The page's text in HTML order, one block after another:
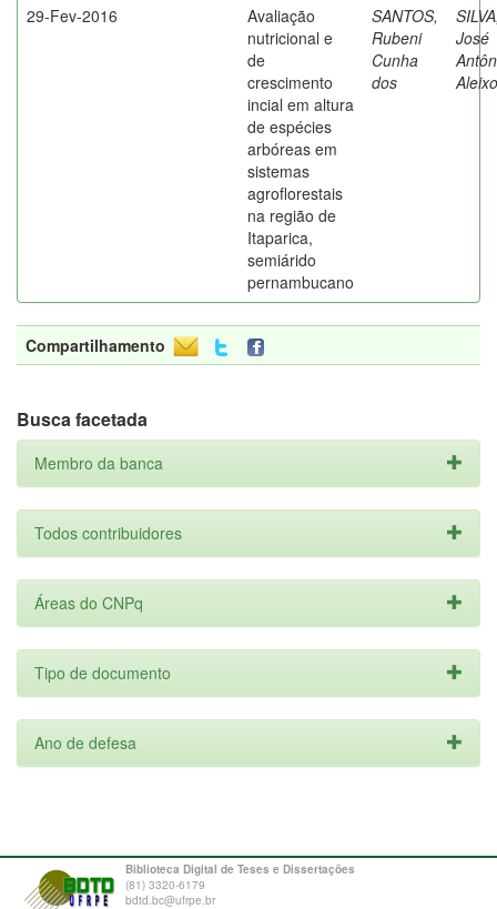
29-Fev-2016
Avaliação
nutricional e
de
crescimento
incial em altura
de espécies
arbóreas em
sistemas
agroflorestais
na região de
Itaparica,
semiárido
pernambucano
SANTOS,
Rubeni
Cunha
dos
José
Compartilhamento
Busca facetada
Membro da banca
Todos contribuidores
Áreas do CNPq
Tipo de documento
Ano de defesa
Biblioteca Digital de Teses e Dissertações
(81) 3320-6179
bdtd.bc@ufrpe.br